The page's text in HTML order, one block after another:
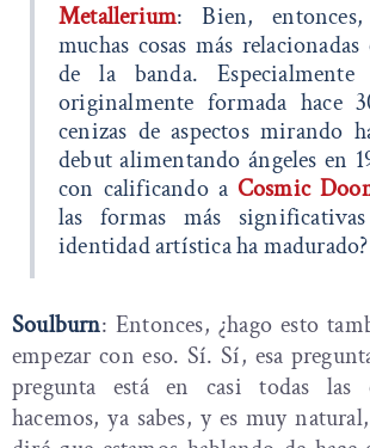
Metallerium: Bien,
muchas cosas más
de la banda.
originalmente formada hace
cenizas de aspectos mirando
debut alimentando ángeles en
con calificando a Cosmic
las formas más
identidad artística ha madurado?
Soulburn: Entonces, ¿hago esto
empezar con eso. Sí. Sí, esa
pregunta está en casi todas las
hacemos, ya sabes, y es muy